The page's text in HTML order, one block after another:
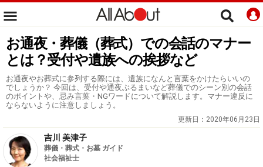
お通夜・葬儀（葬式）での会話のマナー
とは？受付や遺族への挨拶など
お通夜やお葬式に参列する際には、遺族になんと言葉をかけたらいいの
でしょうか？ 今回は、受付や通夜ぶるまいなど葬儀でのシーン別の会話
のポイントや、忌み言葉・NGワードについて解説します。マナー違反に
ならないように注意しましょう。
更新日： 2020年06月23日
吉川 美津子
葬儀・葬式・お墓 ガイド
社会福祉士